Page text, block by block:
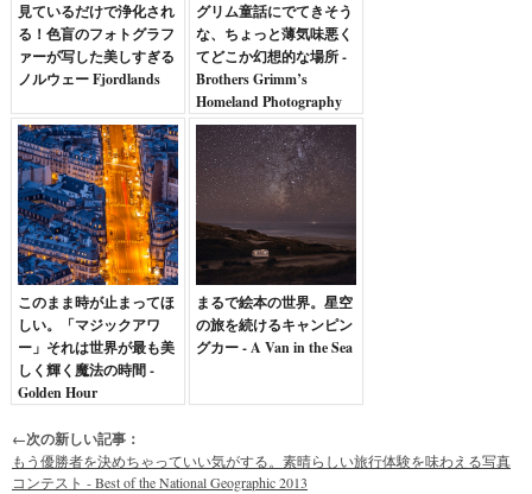
見ているだけで浄化され
る！色盲のフォトグラフ
ァーが写した美しすぎる
ノルウェー Fjordlands
グリム童話にでてきそう
な、ちょっと薄気味悪く
てどこか幻想的な場所 -
Brothers Grimm’s
Homeland Photography
このまま時が止まってほ
しい。「マジックアワ
ー」それは世界が最も美
しく輝く魔法の時間 -
Golden Hour
まるで絵本の世界。星空
の旅を続けるキャンピン
グカー - A Van in the Sea
←次の新しい記事：
もう優勝者を決めちゃっていい気がする。素晴らしい旅行体験を味わえる写真
コンテスト - Best of the National Geographic 2013